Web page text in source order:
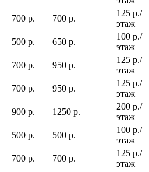
700 р. 700 р.
125 р./
этаж
500 р. 650 р.
100 р./
этаж
700 р. 950 р.
125 р./
этаж
700 р. 950 р.
125 р./
этаж
900 р. 1250 р.
200 р./
этаж
500 р. 500 р.
100 р./
этаж
700 р. 700 р.
125 р./
этаж